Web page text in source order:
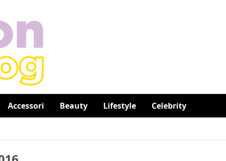
Accessori Beauty Lifestyle Celebrity